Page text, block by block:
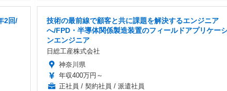
2回/
技術の最前線で顧客と共に課題を解決するエンジニア
へ/FPD・半導体関係製造装置のフィールドアプリケー
ンエンジニア
日総工産株式会社
神奈川県
年収400万円～
正社員 / 契約社員 / 派遣社員